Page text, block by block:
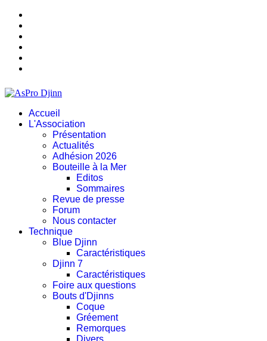
Accueil
L'Association
Présentation
Actualités
Adhésion 2026
Bouteille à la Mer
Editos
Sommaires
Revue de presse
Forum
Nous contacter
Technique
Blue Djinn
Caractéristiques
Djinn 7
Caractéristiques
Foire aux questions
Bouts d'Djinns
Coque
Gréement
Remorques
Divers